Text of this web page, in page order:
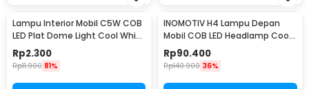
Lampu Interior Mobil C5W COB
LED Plat Dome Light Cool White
2W 1 PCS 31mm - BA9S
Rp2.300
Rp11.900 81%
INOMOTIV H4 Lampu Depan
Mobil COB LED Headlamp Cool
White 72W 2 PCS
Rp90.400
Rp140.900 36%